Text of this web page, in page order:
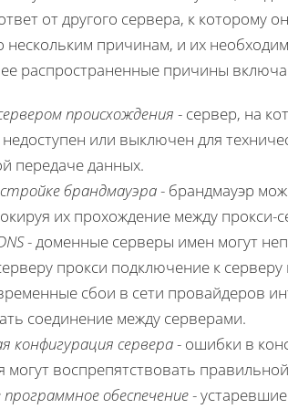
от другого сервера, к которому
нескольким причинам, и их
распространенные причины
происхождения - сервер, на
или выключен для
передаче данных.
брандмауэра- брандмауэр
их прохождение между
- доменные серверы имен могут
прокси подключение к
сбои в сети провайдеров
соединение между серверами.
конфигурация сервера- ошибки в
могут воспрепятствовать
обеспечение-